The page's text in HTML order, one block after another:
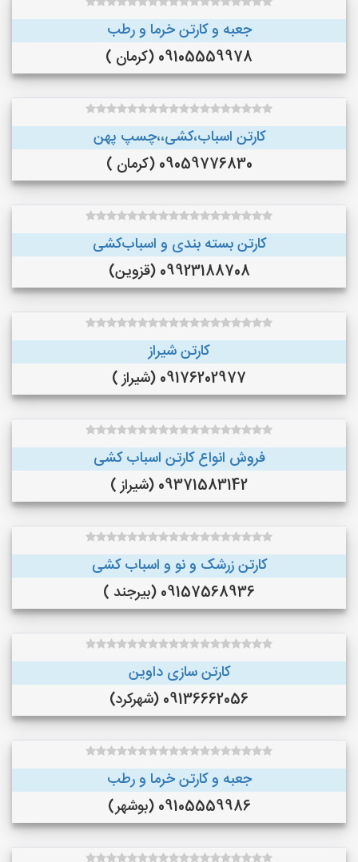
جعبه و کارتن خرما و رطب
09105559978 (کرمان )
کارتن اسباب،کشی،،چسپ پهن
09059776830 (کرمان )
کارتن بسته بندی و اسباب‌کشی
09923188708 (قزوین)
کارتن شیراز
09176202977 (شیراز )
فروش انواع کارتن اسباب کشی
09371583142 (شیراز )
کارتن زرشک و نو و اسباب کشی
09157568936 (بیرجند )
کارتن سازی داوین
09136662056 (شهرکرد)
جعبه و کارتن خرما و‌ رطب
09105559986 (بوشهر)